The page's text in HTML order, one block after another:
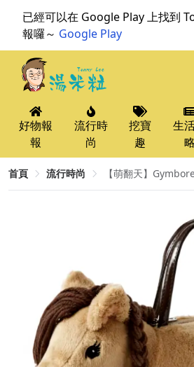
已經可以在 Google Play 上找到
報囉～ Google Play
好物報
報
流行時
尚
挖寶
趣
生
略
首頁 流行時尚 【萌翻天】